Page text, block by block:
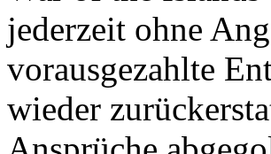
jederzeit ohne
vorausgezahlte
wieder